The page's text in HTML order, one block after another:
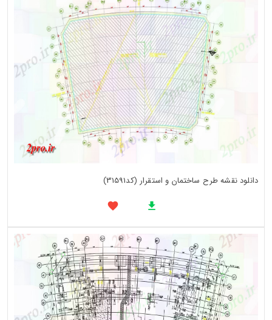
دانلود نقشه طرح ساختمان و استقرار (کد31591)